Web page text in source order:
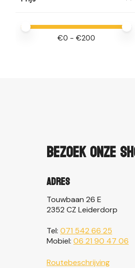
Minimale prijswaarde
Price maximum value
€0 - €200
Bezoek onze
Adres
Touwbaan 26 E
2352 CZ Leiderdorp
Tel: 071 542 66 25
Mobiel: 06 21 90 47 06
Routebeschrijving